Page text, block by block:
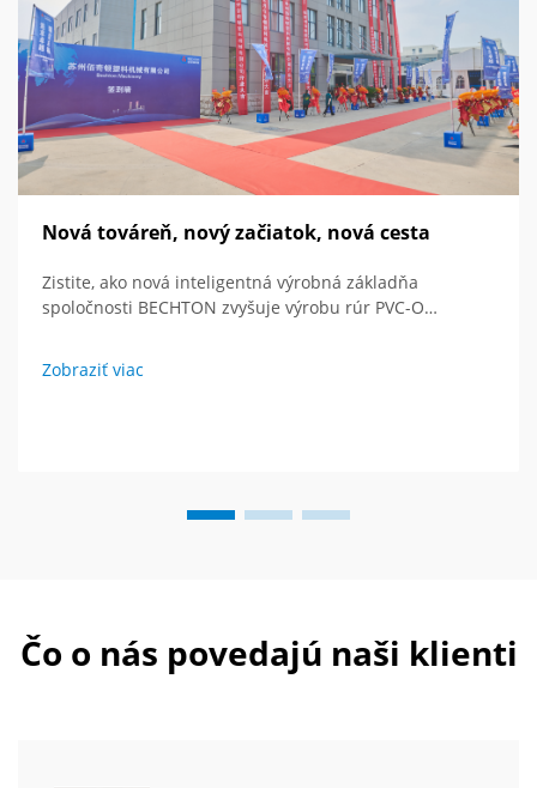
Nová továreň, nový začiatok, nová cesta
Zistite, ako nová inteligentná výrobná základňa
spoločnosti BECHTON zvyšuje výrobu rúr PVC-O
Zobraziť viac
Čo o nás povedajú naši klienti